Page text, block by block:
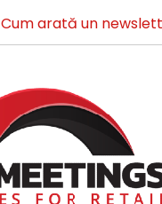
Cum arată un